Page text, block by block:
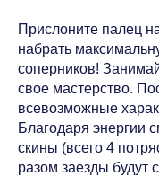
Прислоните палец
набрать
соперников!
свое мастерство.
всевозможные
Благодаря энергии
скины (всего 4
разом заезды будут